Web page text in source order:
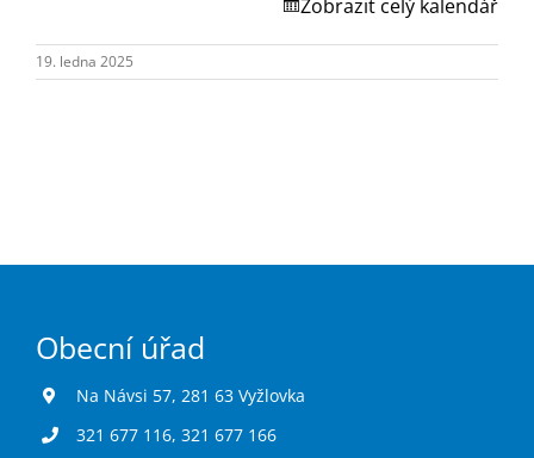
Turistika
Koupaliště
Zobrazit celý kalendář
19. ledna 2025
Obecní úřad
Na Návsi 57, 281 63 Vyžlovka
321 677 116, 321 677 166